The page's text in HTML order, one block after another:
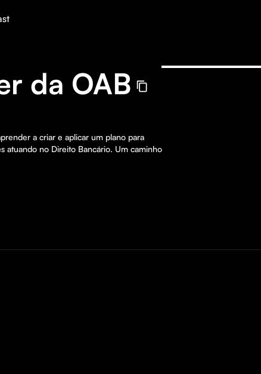
da OAB
a criar e aplicar um plano para
atuando no Direito Bancário. Um caminho